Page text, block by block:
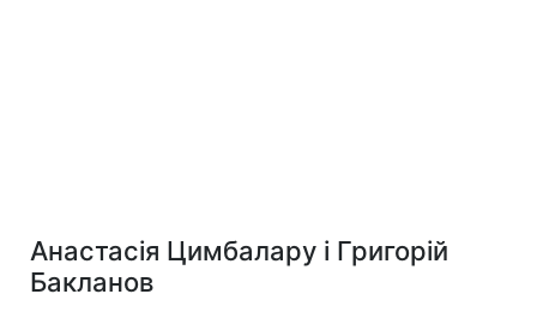
Анастасія Цимбалару і Григорій
Бакланов